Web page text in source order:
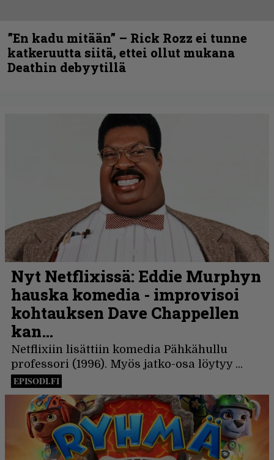
”En kadu mitään” – Rick Rozz ei tunne
katkeruutta siitä, ettei ollut mukana
Deathin debyytillä